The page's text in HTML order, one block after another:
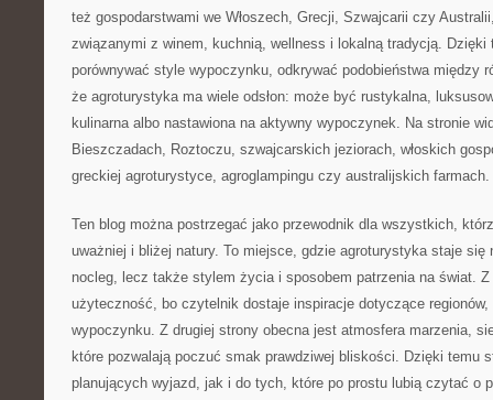
też gospodarstwami we Włoszech, Grecji, Szwajcarii czy
związanymi z winem, kuchnią, wellness i lokalną tradycją.
porównywać style wypoczynku, odkrywać podobieństwa między
że agroturystyka ma wiele odsłon: może być rustykalna,
kulinarna albo nastawiona na aktywny wypoczynek. Na stronie
Bieszczadach, Roztoczu, szwajcarskich jeziorach, włoskich
greckiej agroturystyce, agroglampingu czy australijskich farmach.
Ten blog można postrzegać jako przewodnik dla wszystkich,
uważniej i bliżej natury. To miejsce, gdzie agroturystyka staje się
nocleg, lecz także stylem życia i sposobem patrzenia na świat.
użyteczność, bo czytelnik dostaje inspiracje dotyczące
wypoczynku. Z drugiej strony obecna jest atmosfera marzenia,
które pozwalają poczuć smak prawdziwej bliskości. Dzięki temu
planujących wyjazd, jak i do tych, które po prostu lubią czytać o